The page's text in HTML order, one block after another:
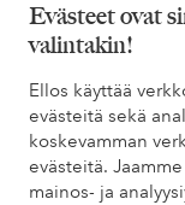
Evästeet ovat
valintakin!
Ellos käyttää
evästeitä sekä
koskevamman
evästeitä.
mainos- ja
Tarvitsetko apua?
Löydät vastaukset
kysytyistä
meihin yhteyttä.